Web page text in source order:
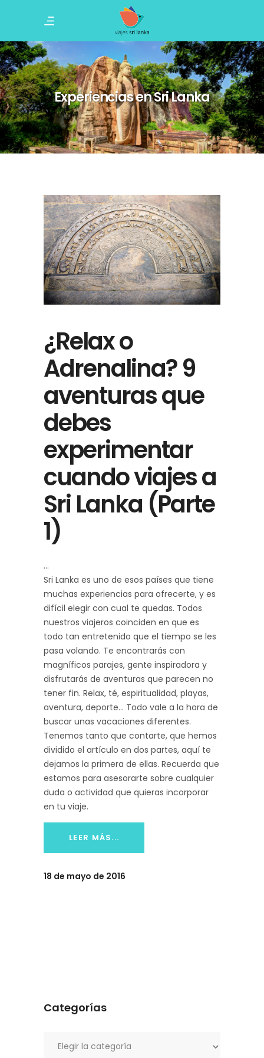
Experiencias en Sri Lanka
¿Relax o
Adrenalina? 9
aventuras que
debes
experimentar
cuando viajes a
Sri Lanka (Parte
1)
Sri Lanka es uno de esos países que tiene
muchas experiencias para ofrecerte, y es
difícil elegir con cual te quedas. Todos
nuestros viajeros coinciden en que es
todo tan entretenido que el tiempo se les
pasa volando. Te encontrarás con
magníficos parajes, gente inspiradora y
disfrutarás de aventuras que parecen no
tener fin. Relax, té, espiritualidad, playas,
aventura, deporte... Todo vale a la hora de
buscar unas vacaciones diferentes.
Tenemos tanto que contarte, que hemos
dividido el artículo en dos partes, aquí te
dejamos la primera de ellas. Recuerda que
estamos para asesorarte sobre cualquier
duda o actividad que quieras incorporar
en tu viaje.
LEER MÁS...
18 de mayo de 2016
Categorías